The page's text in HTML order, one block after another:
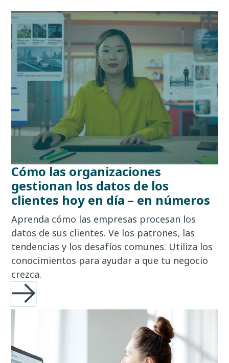
Cómo las organizaciones
gestionan los datos de los
clientes hoy en día – en números
Aprenda cómo las empresas procesan los
datos de sus clientes. Ve los patrones, las
tendencias y los desafíos comunes. Utiliza los
conocimientos para ayudar a que tu negocio
crezca.